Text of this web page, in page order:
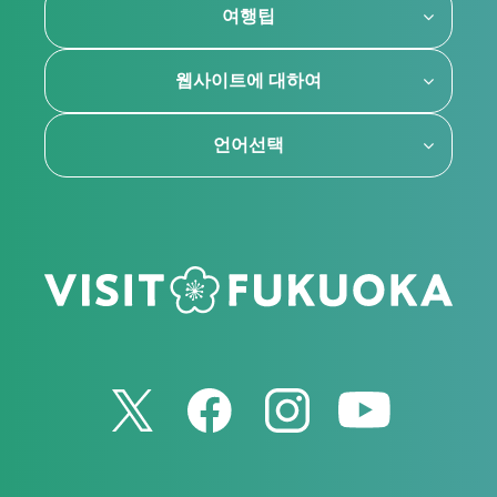
여행팁
웹사이트에 대하여
언어선택